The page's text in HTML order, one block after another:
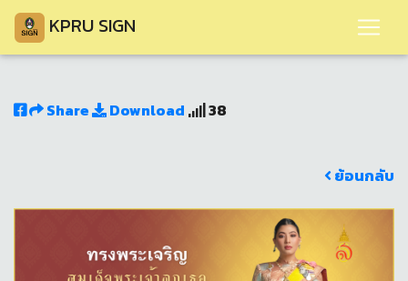
KPRU SIGN
Share Download 38
ย้อนกลับ